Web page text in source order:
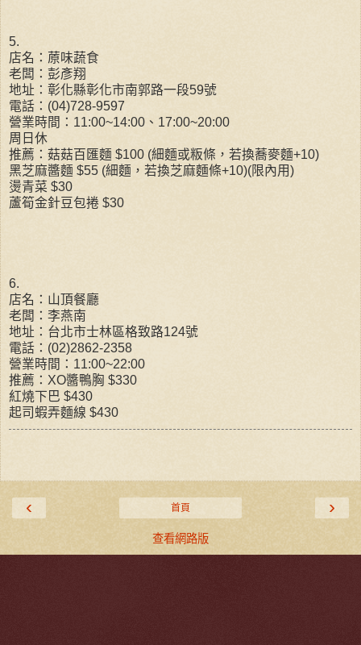
5.
店名：蒝味蔬食
老闆：彭彥翔
地址：彰化縣彰化市南郭路一段59號
電話：(04)728-9597
營業時間：11:00~14:00、17:00~20:00
周日休
推薦：菇菇百匯麵 $100 (細麵或粄條，若換蕎麥麵+10)
黑芝麻醬麵 $55 (細麵，若換芝麻麵條+10)(限內用)
燙青菜 $30
蘆筍金針豆包捲 $30
6.
店名：山頂餐廳
老闆：李燕南
地址：台北市士林區格致路124號
電話：(02)2862-2358
營業時間：11:00~22:00
推薦：XO醬鴨胸 $330
紅燒下巴 $430
起司蝦弄麵線 $430
‹ ›
首頁
查看網路版